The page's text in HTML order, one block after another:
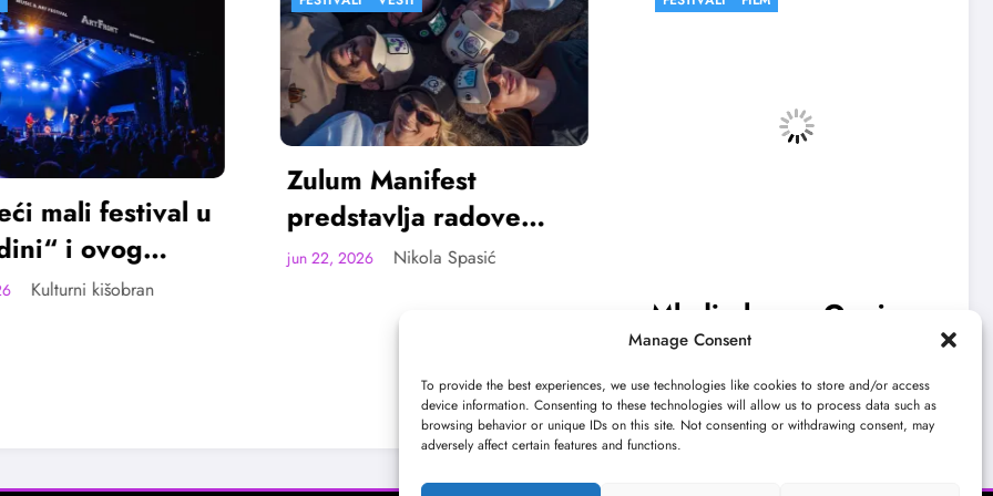
Manage Consent
To provide the best experiences, we use technologies like cookies to store and/or access
device information. Consenting to these technologies will allow us to process data such as
browsing behavior or unique IDs on this site. Not consenting or withdrawing consent, may
adversely affect certain features and functions.
Manifest
radove
finalista u
22, 2026 Nikola Spasić
Mladi glumac Ognjen
Bašta Fest
jun 22, 2026 Kulturni kišobran
Počinje 33. BELEF:
Pogledajte program
festivala do sredine
jula
jun 20, 2026 Kulturni kišobran